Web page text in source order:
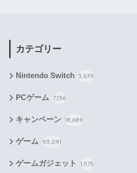
カテゴリー
Nintendo Switch 3,679
PCゲーム 7,136
キャンペーン 18,689
ゲーム 93,091
ゲームガジェット 1,575